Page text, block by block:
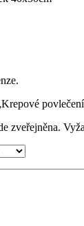
zveřejněna.